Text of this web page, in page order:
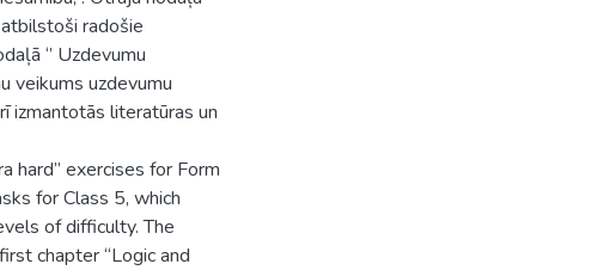
radošie
‘’ Uzdevumu
veikums uzdevumu
izmantotās literatūras un
hard” exercises for Form
for Class 5, which
of difficulty. The
chapter “Logic and